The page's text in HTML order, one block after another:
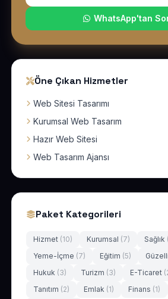
WhatsApp'tan
Öne Çıkan Hizmetler
Web Sitesi Tasarımı
Kurumsal Web Tasarım
Hazır Web Sitesi
Web Tasarım Ajansı
Paket Kategorileri
Hizmet (10) Kurumsal (7) Sağlık
Yeme-İçme (7) Eğitim (5)
Hukuk (3) Turizm (3) E-Ticaret
Tanıtım (2) Emlak (1) Finans (1)